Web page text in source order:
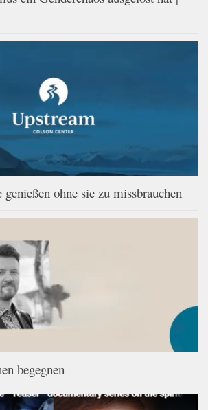
ohne sie zu missbrauchen
begegnen